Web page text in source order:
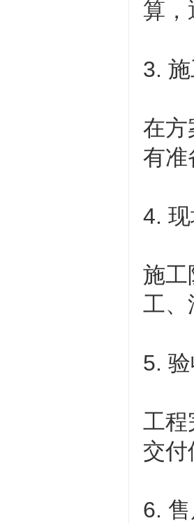
算，
3.
在方
有准
4.
施工
工、
5.
工程
交付
6.